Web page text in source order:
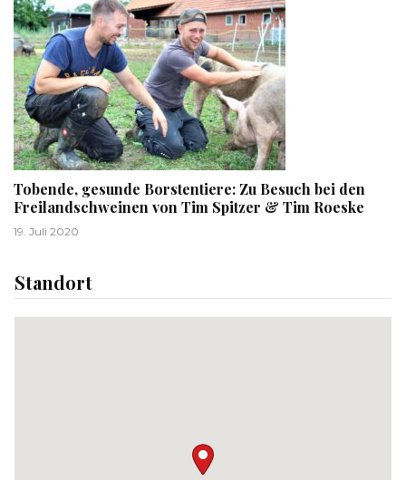
Tobende, gesunde Borstentiere: Zu Besuch bei den
Freilandschweinen von Tim Spitzer & Tim Roeske
19. Juli 2020
Standort